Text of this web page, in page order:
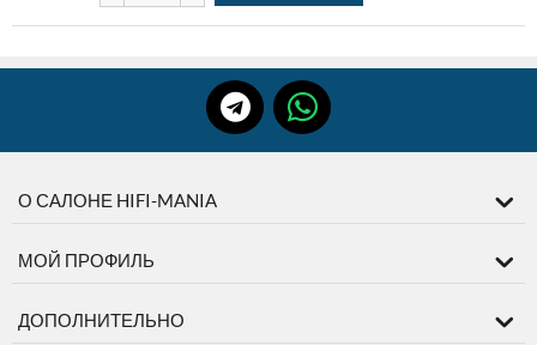
О САЛОНЕ HIFI-MANIA
МОЙ ПРОФИЛЬ
ДОПОЛНИТЕЛЬНО